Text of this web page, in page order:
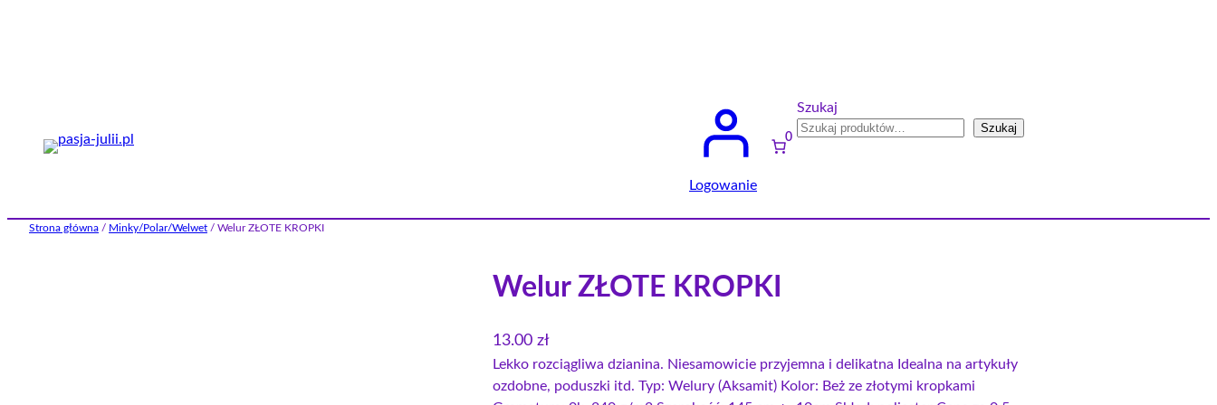
Logowanie
0
Szukaj
Szukaj
Strona główna / Minky/Polar/Welwet / Welur ZŁOTE KROPKI
Welur ZŁOTE KROPKI
13.00 zł
Lekko rozciągliwa dzianina. Niesamowicie przyjemna i delikatna Idealna na artykuły
ozdobne, poduszki itd. Typ: Welury (Aksamit) Kolor: Beż ze złotymi kropkami